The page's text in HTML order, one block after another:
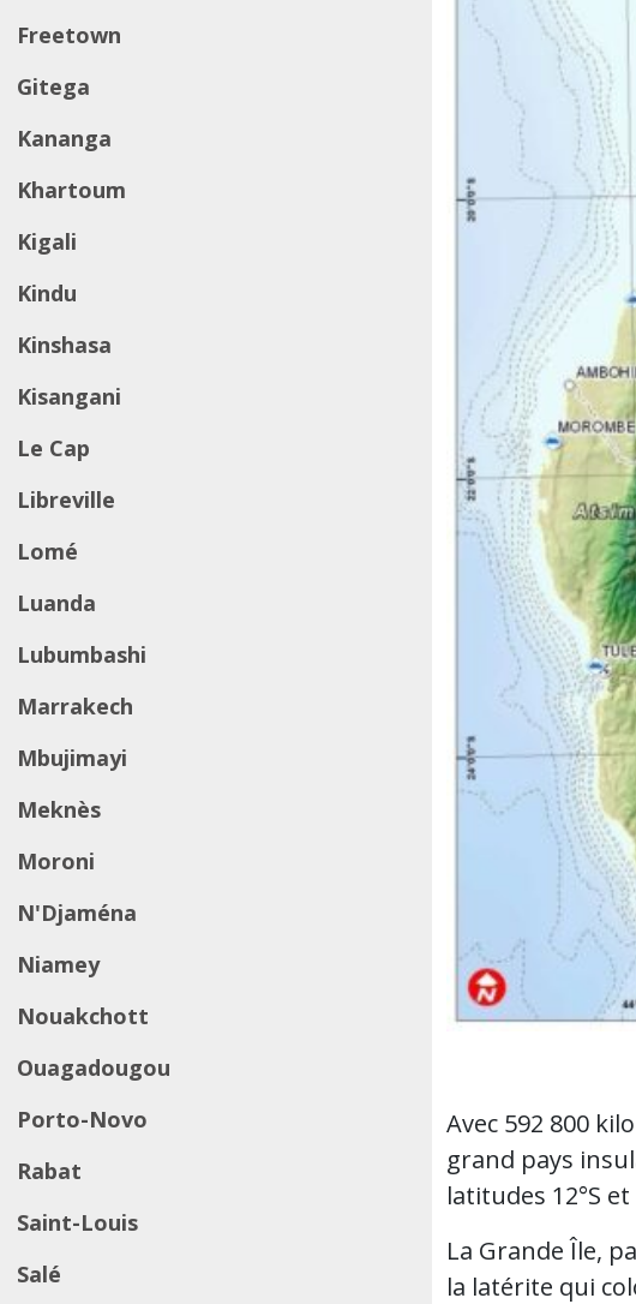
Freetown
Gitega
Kananga
Khartoum
Kigali
Kindu
Kinshasa
Kisangani
Le Cap
Libreville
Lomé
Luanda
Lubumbashi
Marrakech
Mbujimayi
Meknès
Moroni
N'Djaména
Niamey
Nouakchott
Ouagadougou
Porto-Novo
Rabat
Saint-Louis
Salé
Avec 592 800
grand pays
latitudes 12°S et
La Grande Île,
la latérite qui